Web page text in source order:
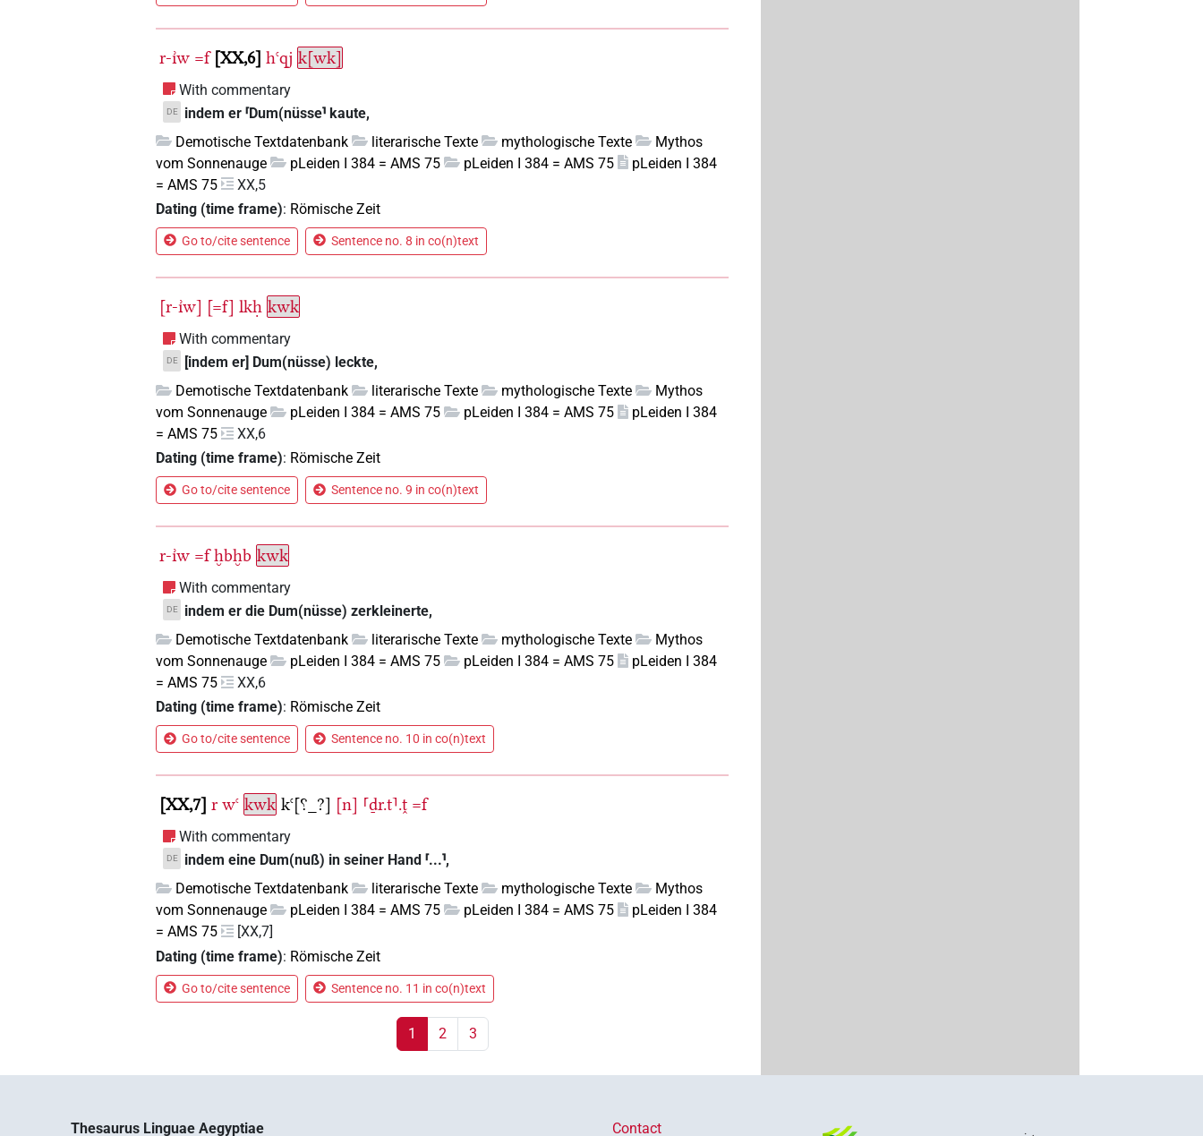
r-ı͗w =f XX,6 hꜥqj k[wk]
With commentary
DE
indem er ⸢Dum(nüsse⸣ kaute,
Demotische Textdatenbank
literarische Texte mythologische Texte
Mythos
vom Sonnenauge
pLeiden I 384 = AMS 75 pLeiden I 384 = AMS 75
pLeiden I 384
= AMS 75
XX,5
Dating (time frame): Römische Zeit
Go to/cite sentence Sentence no. 8 in co(n)text
[r-ı͗w] [=f] lkḥ kwk
With commentary
DE
[indem er] Dum(nüsse) leckte,
Demotische Textdatenbank
literarische Texte mythologische Texte
Mythos
vom Sonnenauge
pLeiden I 384 = AMS 75 pLeiden I 384 = AMS 75
pLeiden I 384
= AMS 75
XX,6
Dating (time frame): Römische Zeit
Go to/cite sentence Sentence no. 9 in co(n)text
r-ı͗w =f ḫbḫb kwk
With commentary
DE
indem er die Dum(nüsse) zerkleinerte,
Demotische Textdatenbank
literarische Texte mythologische Texte
Mythos
vom Sonnenauge
pLeiden I 384 = AMS 75 pLeiden I 384 = AMS 75
pLeiden I 384
= AMS 75
XX,6
Dating (time frame): Römische Zeit
Go to/cite sentence Sentence no. 10 in co(n)text
XX,7 r wꜥ kwk kꜥ[⸮_?] [n] ⸢ḏr.t⸣.ṱ =f
With commentary
DE
indem eine Dum(nuß) in seiner Hand ⸢...⸣,
Demotische Textdatenbank
literarische Texte mythologische Texte
Mythos
vom Sonnenauge
pLeiden I 384 = AMS 75 pLeiden I 384 = AMS 75
pLeiden I 384
= AMS 75
[XX,7]
Dating (time frame): Römische Zeit
Go to/cite sentence Sentence no. 11 in co(n)text
1 2 3
Thesaurus Linguae Aegyptiae Contact